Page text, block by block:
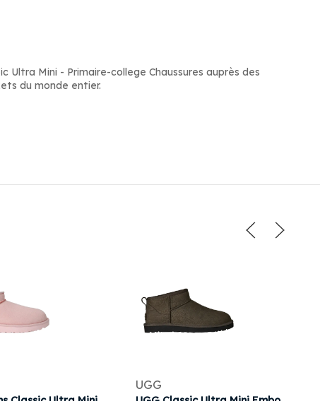
Ultra Mini - Primaire-college Chaussures auprès des
du monde entier.
UGG